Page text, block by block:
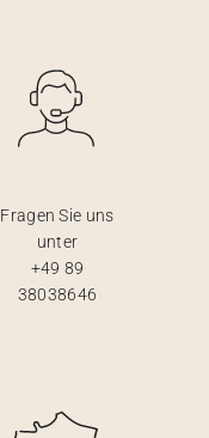
Fragen Sie uns
unter
+49 89
38038646